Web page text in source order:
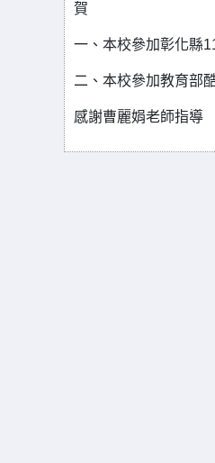
賀
一、本校參加彰化縣
二、本校參加教育部
感謝曹麗娟老師指導